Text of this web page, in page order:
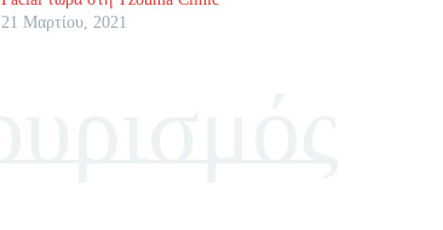
21 Μαρτίου, 2021